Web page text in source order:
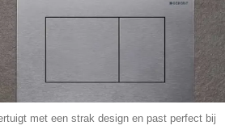
met een strak design en past perfect bij